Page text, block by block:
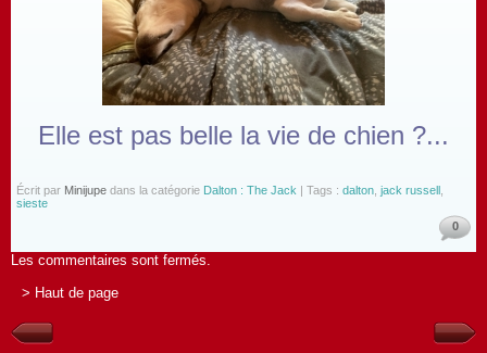
Elle est pas belle la vie de chien ?...
Écrit par Minijupe dans la catégorie Dalton : The Jack | Tags : dalton jack russell
sieste
0
Les commentaires sont fermés.
> Haut de page